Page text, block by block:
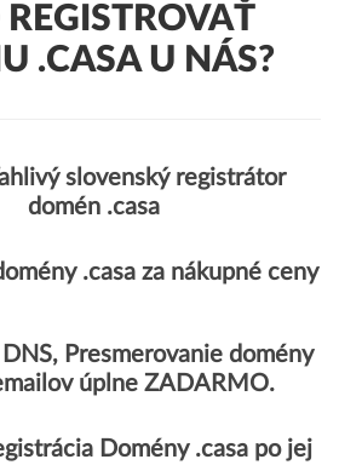
REGISTROVAŤ
.CASA U NÁS?
slovenský registrátor
domén .casa
.casa za nákupné ceny
DNS, Presmerovanie domény
úplne ZADARMO.
Domény .casa po jej